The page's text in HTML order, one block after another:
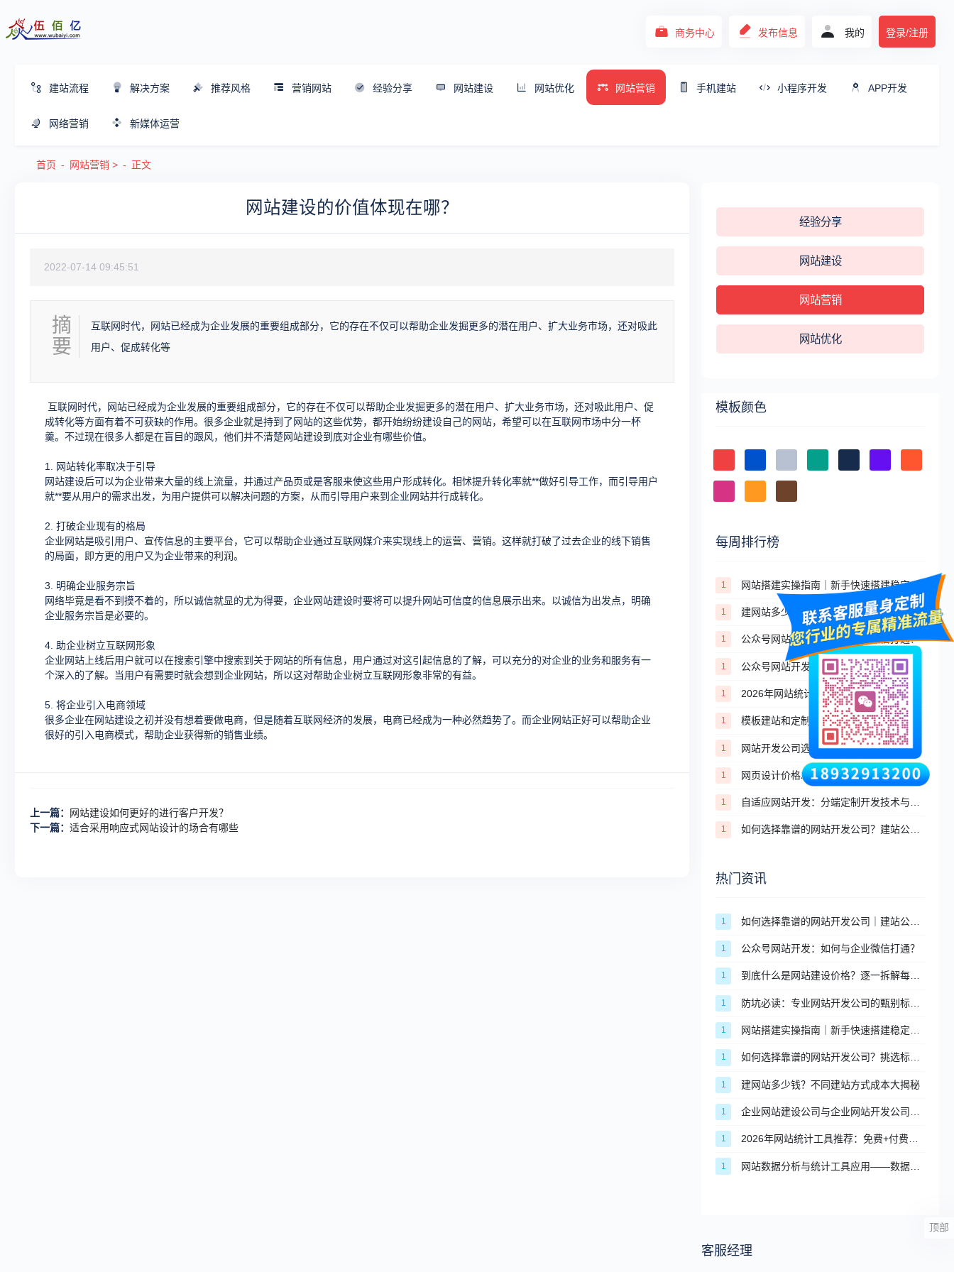
商务中心 发布信息 我的 登录/注册
建站流程 解决方案 推荐风格 营销网站 经验分享 网站建设 网站优化 网站营销 手机建站 小程序开发 APP开发
网络营销 新媒体运营
首页 网站营销 > 正文
经验分享
网站建设
网站营销
网站优化
模板颜色
每周排行榜
1 网站搭建实操指南｜新手快速搭建稳定合规网站的完整步骤
1 建网站多少钱？不同建站方式成本大揭秘
1 公众号网站开发：如何与企业微信打通？
1
1
1
1 网站开发公司选择指南：避坑技巧、筛选标准与合作要点
1 网页设计价格2026：页面设计收费标准与影响因素
1
1 如何选择靠谱的网站开发公司？建站公司筛选标准与避坑技巧
热门资讯
1
1 公众号网站开发：如何与企业微信打通？
1 到底什么是网站建设价格？逐一拆解每项费用
1
1
1 如何选择靠谱的网站开发公司？挑选标准与避坑指南
1 建网站多少钱？不同建站方式成本大揭秘
1
1 2026年网站统计工具推荐：免费+付费，适配不同场景
1
客服经理
网站建设的价值体现在哪？
2022-07-14 09:45:51
摘
要
互联网时代，网站已经成为企业发展的重要组成部分，它的存在不仅可以帮助企业发掘更多的潜在用户、扩大业务市场，还对吸此
用户、促成转化等
互联网时代，网站已经成为企业发展的重要组成部分，它的存在不仅可以帮助企业发掘更多的潜在用户、扩大业务市场，还对吸此用户、促
成转化等方面有着不可获缺的作用。很多企业就是持到了网站的这些优势，都开始纷纷建设自己的网站，希望可以在互联网市场中分一杯
羹。不过现在很多人都是在盲目的跟风，他们并不清楚网站建设到底对企业有哪些价值。
1. 网站转化率取决于引导
网站建设后可以为企业带来大量的线上流量，并通过产品页或是客服来使这些用户形成转化。相怵提升转化率就**做好引导工作，而引导用户
就**要从用户的需求出发，为用户提供可以解决问题的方案，从而引导用户来到企业网站并行成转化。
2. 打破企业现有的格局
企业网站是吸引用户、宣传信息的主要平台，它可以帮助企业通过互联网媒介来实现线上的运营、营销。这样就打破了过去企业的线下销售
的局面，即方更的用户又为企业带来的利润。
3. 明确企业服务宗旨
网络毕竟是看不到摸不着的，所以诚信就显的尤为得要，企业网站建设时要将可以提升网站可信度的信息展示出来。以诚信为出发点，明确
企业服务宗旨是必要的。
4. 助企业树立互联网形象
企业网站上线后用户就可以在搜索引擎中搜索到关于网站的所有信息，用户通过对这引起信息的了解，可以充分的对企业的业务和服务有一
个深入的了解。当用户有需要时就会想到企业网站，所以这对帮助企业树立互联网形象非常的有益。
5. 将企业引入电商领域
很多企业在网站建设之初并没有想着要做电商，但是随着互联网经济的发展，电商已经成为一种必然趋势了。而企业网站正好可以帮助企业
很好的引入电商模式，帮助企业获得新的销售业绩。
上一篇：
网站建设如何更好的进行客户开发？
下一篇： 适合采用响应式网站设计的场合有哪些
顶部